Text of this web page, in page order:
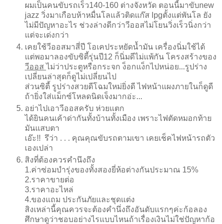
ผมเป็นคนขับรถเร็ว140-160 ต่างจังหวัด ตอนนี้มาขับnew
jazz วิ่งมาเกือบห้าหมื่นโลแล้วติดแก๊ส lpgตั้งแต่พันโล ยัง
ไม่มีปัญหาอะไร ช่วงล่างดีกว่าวีออสไม่โยนวิ่งเร็วนิ่งกว่า
แต่จะเด่งกว่า
เคยใช้วีออสมาสี่ปี โอเคประหยัดน้ำมัน เครื่องนิ่มใช้ได้
แต่พอมาลองขับซิตี้รุ่นปี12 ก็นิ่มดีไม่แพ้กัน โครงสร้างของ
วีออสไม่ว่าประตูหรือกระจก ง็อกแง็กไปหน่อย...รูปร่าง
เปลี่ยนล่าสุดก็ดูไม่เปลี่ยนไป
ส่วนซิตี้ รูปร่างสวยดีโฉมใหม่ยิ่งดี ไฟหน้าแผงภายในก็ดูดี
ถ้ายิ่งใส่แม็กซ์โหลดนิดเจ็งมากอ่ะ...
อย่าไปเอาวีออสครับ ห่วยแตก
ได้ยินคนเค้าด่ากันทั้งบ้านทั้งเมือง เพราะไฟตัดหมอกท้าย
มันแสบตา
เอ๊ะ!! รึว่า . . . คุณคุณขับรถตามเขา เคยเช็คไฟหน้ารถตัว
เองเปล่า
สิงที่ต้องควรคำนึงถึง
1.ค่าซ่อมบำรุ่งของทั้งสองยี่ห้อต่างกันประมาณ 15%
2.ราคาขายต่อ
3.ราคาอะไหล่
4.ของแถม ประกันภัยและชุดแต่ง
สิงเหล่านี้คุณควรจะต้องคำนึ่งถึงอันดับแรกๆค่ะก้อลอง
ศึกษาดูว่าชอบอย่างไรแบบไหนถ้าเรื่องเงินไม่ใช่ปัญหาก้อ